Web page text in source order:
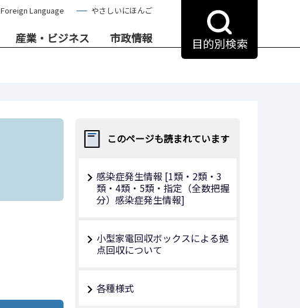
Foreign Language やさしいにほんご
産業・ビジネス 市政情報 目的別検索
このページも読まれています
感染症発生情報 [1類・2類・3
類・4類・5類・指定（全数把握
分）感染症発生情報]
小型家電回収ボックスによる拠
点回収について
各種様式